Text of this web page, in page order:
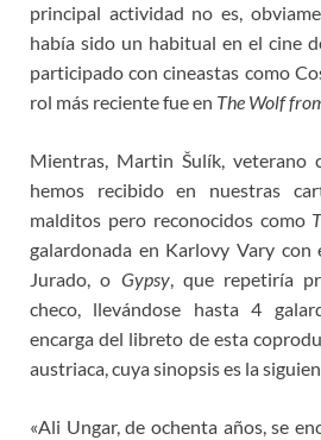
principal actividad no es,
había sido un habitual en el cine
participado con cineastas como
rol más reciente fue en The Wolf
Mientras, Martin Šulík, veterano
hemos recibido en nuestras
malditos pero reconocidos como
galardonada en Karlovy Vary con
Jurado, o Gypsy, que repetiría
checo, llevándose hasta 4
encarga del libreto de esta
austriaca, cuya sinopsis es la
«Ali Ungar, de ochenta años, se